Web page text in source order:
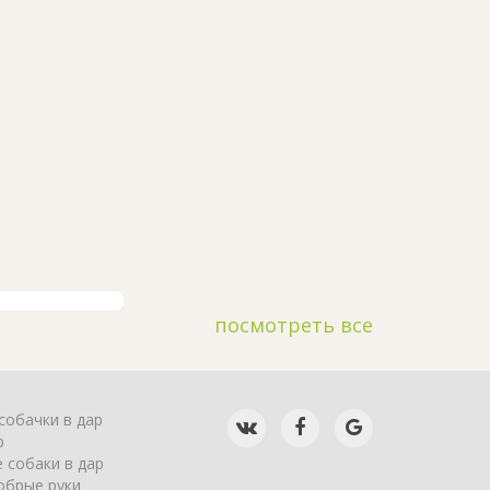
посмотреть все
в дар
собаки в дар
руки